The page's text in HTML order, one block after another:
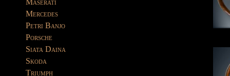
Maserati
Mercedes
Petri Banjo
Porsche
Siata Daina
Skoda
Triumph